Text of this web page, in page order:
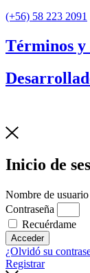
(+56) 58 223 2091
Términos y
Inicio de
Nombre de
Contraseña
Recuérdame
Acceder
¿Olvidó su
Registrar